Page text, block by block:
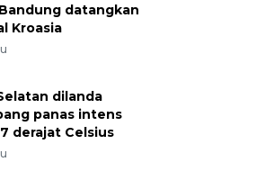
datangkan
Kroasia
dilanda
panas intens
derajat Celsius